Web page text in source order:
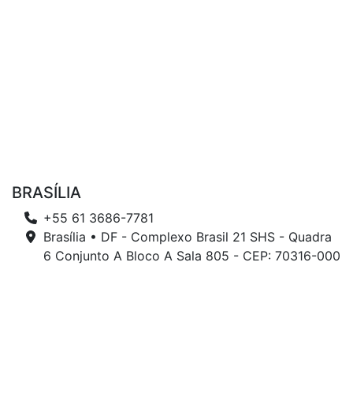
BRASÍLIA
+55 61 3686-7781
Brasília • DF - Complexo Brasil 21 SHS - Quadra
6 Conjunto A Bloco A Sala 805 - CEP: 70316-000